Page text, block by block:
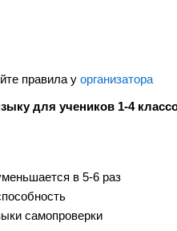
правила у организатора
для учеников 1-4
в 5-6 раз
самопроверки